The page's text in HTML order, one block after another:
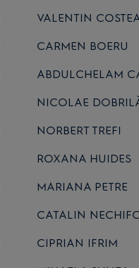
VALENTIN
CARMEN BOERU
ABDULCHELAM
NICOLAE
NORBERT TREFI
ROXANA HUIDES
MARIANA PETRE
CATALIN
CIPRIAN IFRIM